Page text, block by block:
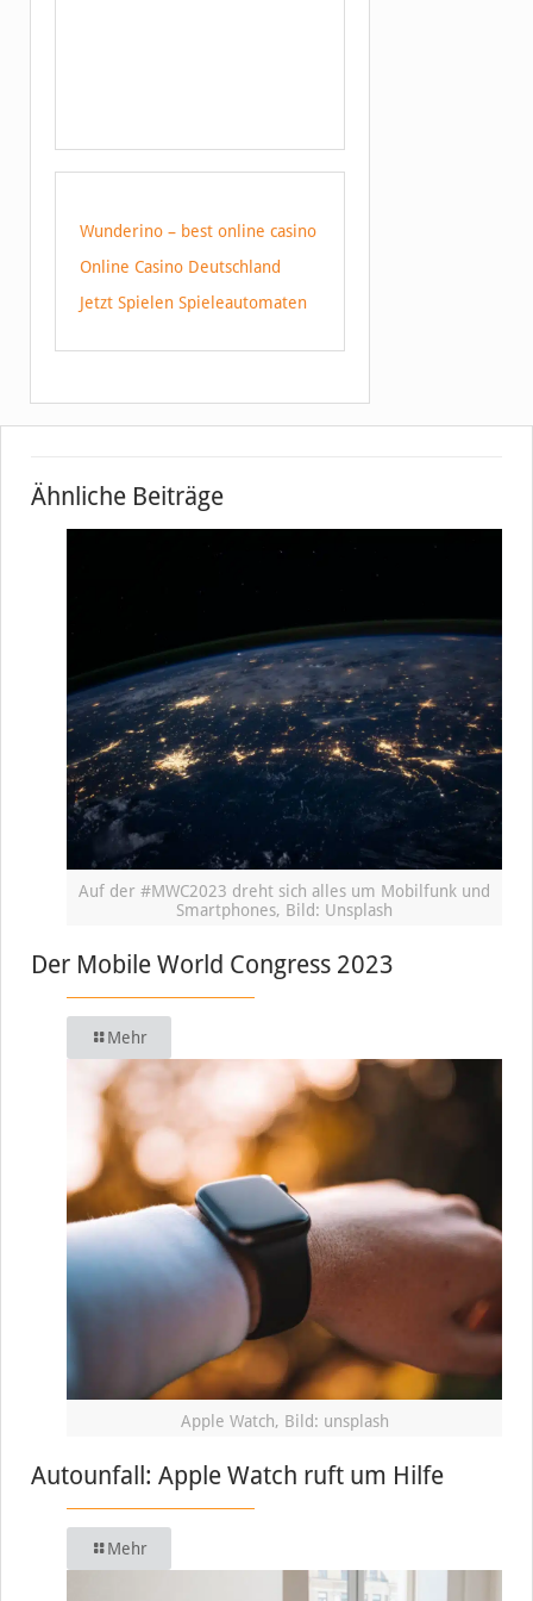
Wunderino – best online casino
Online Casino Deutschland
Jetzt Spielen Spieleautomaten
Ähnliche Beiträge
Auf der #MWC2023 dreht sich alles um Mobilfunk und
Smartphones, Bild: Unsplash
Der Mobile World Congress 2023
Mehr
Apple Watch, Bild: unsplash
Autounfall: Apple Watch ruft um Hilfe
Mehr